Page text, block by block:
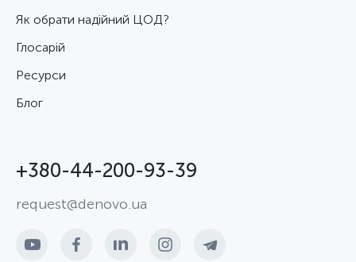
Як обрати надійний ЦОД?
Глосарій
Ресурси
Блог
+380-44-200-93-39
request@denovo.ua